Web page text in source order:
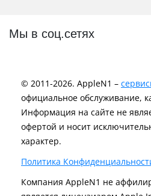
Мы в соц.сетях
© 2011-2026. AppleN1 –
официальное обслуживание,
Информация на сайте не
офертой и носит
характер.
Политика
Компания AppleN1 не